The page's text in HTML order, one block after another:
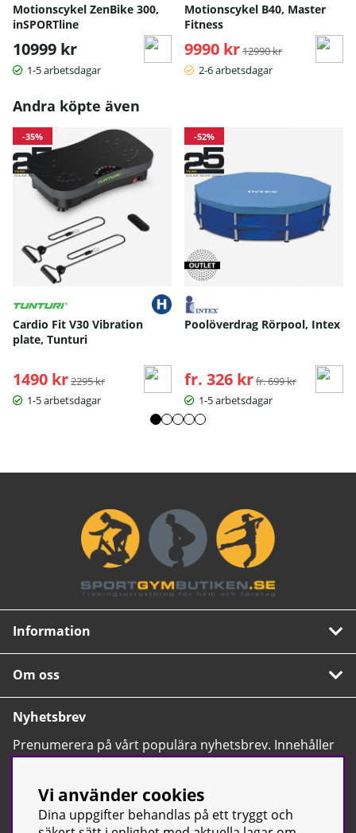
Motionscykel ZenBike 300,
inSPORTline
10999 kr
1-5 arbetsdagar
Motionscykel B40, Master
Fitness
9990 kr Ordinarie pris:
12990 kr
2-6 arbetsdagar
Andra köpte även
-35%
Cardio Fit V30 Vibration
plate, Tunturi
1490 kr Ordinarie pris:
2295 kr
1-5 arbetsdagar
-52%
Poolöverdrag Rörpool, Intex
fr. 326 kr Ordinarie pris:
fr. 699 kr
1-5 arbetsdagar
Information
Om oss
Nyhetsbrev
Prenumerera på vårt populära nyhetsbrev. Innehåller
tips, nyheter och våra allra bästa erbjudanden.
Vi använder cookies
Dina uppgifter behandlas på ett tryggt och